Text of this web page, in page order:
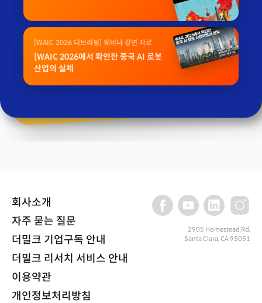
[WAIC 2026 디브리핑] 웨비나 강연 자료
[WAIC 2026에서 확인한 중국 AI 로봇
산업의 실체
회사소개
자주 묻는 질문
더밀크 기업구독 안내
더밀크 리서치 서비스 안내
이용약관
개인정보처리방침
2905 Homestead Rd,
Santa Clara, CA 95051